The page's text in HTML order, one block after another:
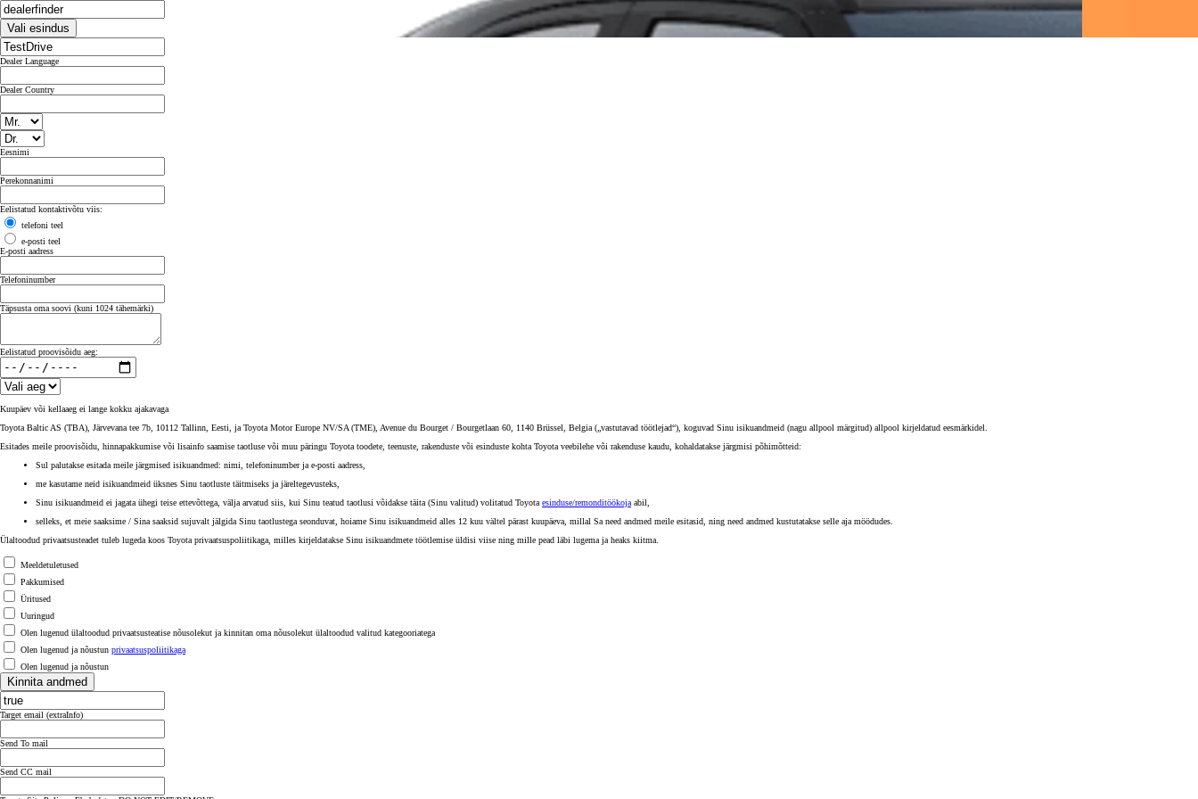
Vali esindus
Dealer Language
Dealer Country
Eesnimi
Perekonnanimi
Eelistatud kontaktivõtu viis:
telefoni teel
e-posti teel
E-posti aadress
Telefoninumber
Täpsusta oma soovi (kuni 1024 tähemärki)
Eelistatud proovisõidu aeg:
Kuupäev või kellaaeg ei lange kokku ajakavaga
Toyota Baltic AS (TBA), Järvevana tee 7b, 10112 Tallinn, Eesti, ja Toyota Motor Europe NV/SA (TME), Avenue du Bourget / Bourgetlaan 60, 1140 Brüssel, Belgia („vastutavad töötlejad“), koguvad Sinu isikuandmeid (nagu allpool märgitud) allpool kirjeldatud eesmärkidel.
Esitades meile proovisõidu, hinnapakkumise või lisainfo saamise taotluse või muu päringu Toyota toodete, teenuste, rakenduste või esinduste kohta Toyota veebilehe või rakenduse kaudu, kohaldatakse järgmisi põhimõtteid:
Sul palutakse esitada meile järgmised isikuandmed: nimi, telefoninumber ja e-posti aadress,
me kasutame neid isikuandmeid üksnes Sinu taotluste täitmiseks ja järeltegevusteks,
Sinu isikuandmeid ei jagata ühegi teise ettevõttega, välja arvatud siis, kui Sinu teatud taotlusi võidakse täita (Sinu valitud) volitatud Toyota esinduse/remonditöökoja abil,
selleks, et meie saaksime / Sina saaksid sujuvalt jälgida Sinu taotlustega seonduvat, hoiame Sinu isikuandmeid alles 12 kuu vältel pärast kuupäeva, millal Sa need andmed meile esitasid, ning need andmed kustutatakse selle aja möödudes.
Ülaltoodud privaatsusteadet tuleb lugeda koos Toyota privaatsuspoliitikaga, milles kirjeldatakse Sinu isikuandmete töötlemise üldisi viise ning mille pead läbi lugema ja heaks kiitma.
Meeldetuletused
Pakkumised
Üritused
Uuringud
Olen lugenud ülaltoodud privaatsusteatise nõusolekut ja kinnitan oma nõusolekut ülaltoodud valitud kategooriatega
Olen lugenud ja nõustun privaatsuspoliitikaga
Olen lugenud ja nõustun
Kinnita andmed
Target email (extraInfo)
Send To mail
Send CC mail